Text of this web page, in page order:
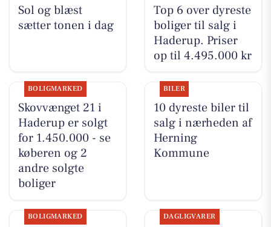
Sol og blæst
sætter tonen i dag
Top 6 over dyreste
boliger til salg i
Haderup. Priser
op til 4.495.000 kr
BOLIGMARKED
Skovvænget 21 i
Haderup er solgt
for 1.450.000 - se
køberen og 2
andre solgte
boliger
BILER
10 dyreste biler til
salg i nærheden af
Herning
Kommune
BOLIGMARKED DAGLIGVARER